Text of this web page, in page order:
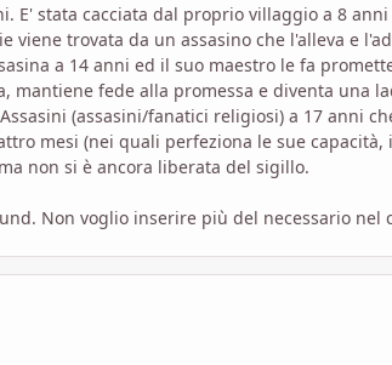
E' stata cacciata dal proprio villaggio a 8
viene trovata da un assasino che l'alleva e
a 14 anni ed il suo maestro le fa
mantiene fede alla promessa e diventa una
(assasini/fanatici religiosi) a 17 anni
mesi (nei quali perfeziona le sue
non si è ancora liberata del sigillo.
Non voglio inserire più del necessario nel